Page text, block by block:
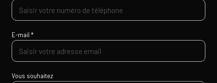
E-mail *
Vous souhaitez